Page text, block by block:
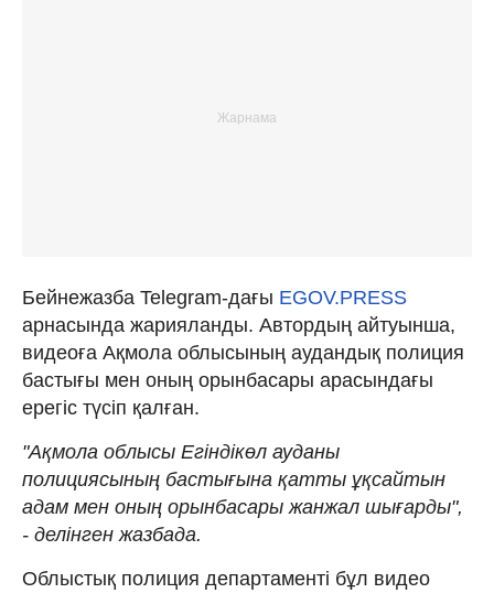
Бейнежазба Telegram-дағы EGOV.PRESS
арнасында жарияланды. Автордың айтуынша,
видеоға Ақмола облысының аудандық полиция
бастығы мен оның орынбасары арасындағы
ерегіс түсіп қалған.
"Ақмола облысы Егіндікөл ауданы
полициясының бастығына қатты ұқсайтын
адам мен оның орынбасары жанжал шығарды",
- делінген жазбада.
Облыстық полиция департаменті бұл видео